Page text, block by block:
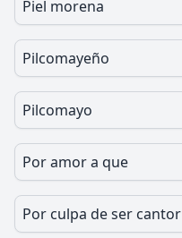
Piel morena
Pilcomayeño
Pilcomayo
Por amor a que
Por culpa de ser cantor